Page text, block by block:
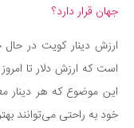
چهره‌ها
عکاسی و هنرهای
کتاب و کتاب‌خوانی
تاریخ
معماری
جهان قرار دارد؟
خود به راحتی می‌توانند